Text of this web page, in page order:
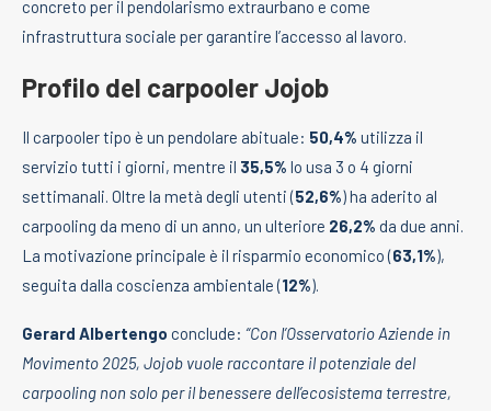
concreto per il pendolarismo extraurbano e come
infrastruttura sociale per garantire l’accesso al lavoro.
Profilo del carpooler Jojob
Il carpooler tipo è un pendolare abituale: 50,4% utilizza il
servizio tutti i giorni, mentre il 35,5% lo usa 3 o 4 giorni
settimanali. Oltre la metà degli utenti (52,6%) ha aderito al
carpooling da meno di un anno, un ulteriore 26,2% da due anni.
La motivazione principale è il risparmio economico (63,1%),
seguita dalla coscienza ambientale (12%).
Gerard Albertengo conclude: “Con l’Osservatorio Aziende in
Movimento 2025, Jojob vuole raccontare il potenziale del
carpooling non solo per il benessere dell’ecosistema terrestre,